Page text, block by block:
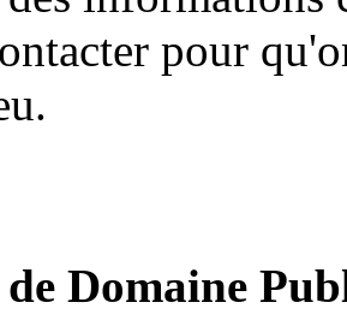
pour
Domaine